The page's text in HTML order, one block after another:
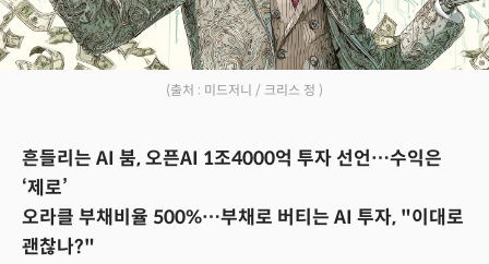
(출처 : 미드저니 / 크리스 정 )
흔들리는 AI 붐, 오픈AI 1조4000억 투자 선언…수익은
‘제로’
오라클 부채비율 500%…부채로 버티는 AI 투자, "이대로
괜찮나?"